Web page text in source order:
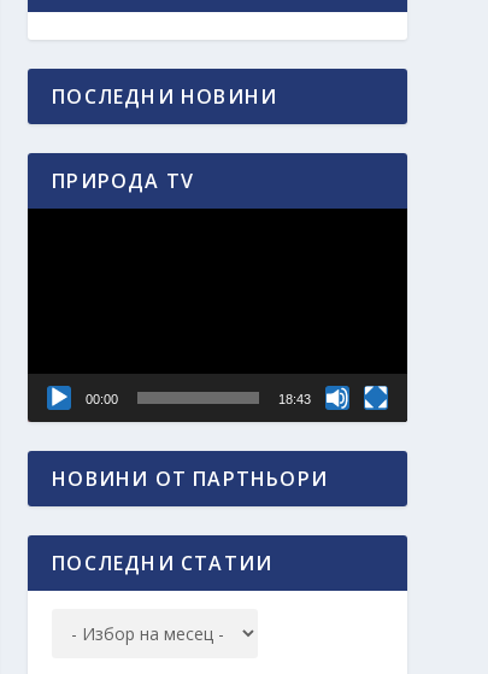
ПОСЛЕДНИ НОВИНИ
ПРИРОДА TV
00:00 18:43
НОВИНИ ОТ ПАРТНЬОРИ
ПОСЛЕДНИ СТАТИИ